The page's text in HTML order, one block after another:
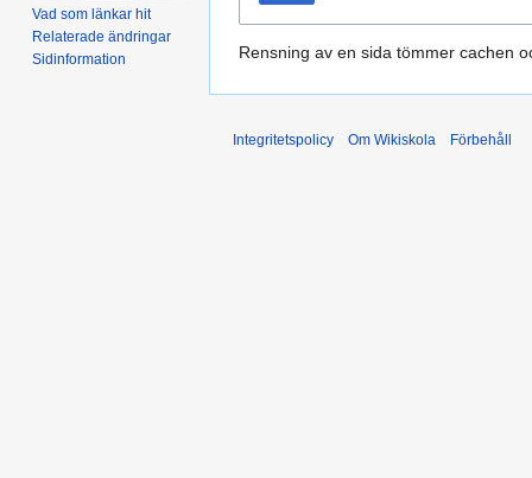
Rensning av en sida tömmer cachen
Vad som länkar hit
Relaterade ändringar
Sidinformation
Integritetspolicy Om Wikiskola Förbehåll